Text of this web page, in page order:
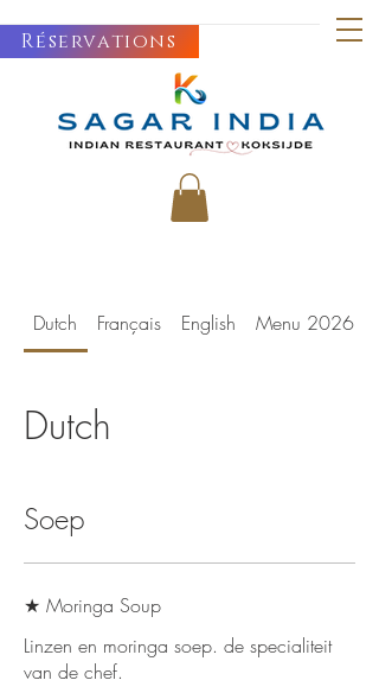
Réservations
Dutch Français English Menu 2026
Dutch
Soep
★ Moringa Soup
Linzen en moringa soep. de specialiteit
van de chef.